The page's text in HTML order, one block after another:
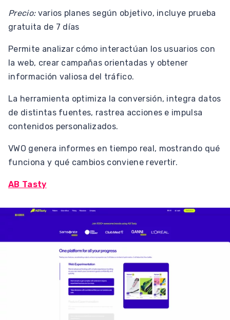
Precio:varios planes según objetivo, incluye prueba
gratuita de 7 días
Permite analizar cómo interactúan los usuarios con
la web, crear campañas orientadas y obtener
información valiosa del tráfico.
La herramienta optimiza la conversión, integra datos
de distintas fuentes, rastrea acciones e impulsa
contenidos personalizados.
VWO genera informes en tiempo real, mostrando qué
funciona y qué cambios conviene revertir.
AB Tasty